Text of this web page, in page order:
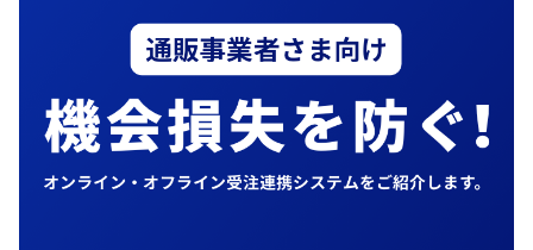
よくある質問
複数倉庫連携
送り状発行システム連携
メール送信機能
料金シミュレーション
連携サービスオプション
IT導入補助金専用プラン
キャンペーン一覧
導入までの流れ
導入事例
商材別導入事例
カスタマイズ事例
お役立ち情報
マニュアル